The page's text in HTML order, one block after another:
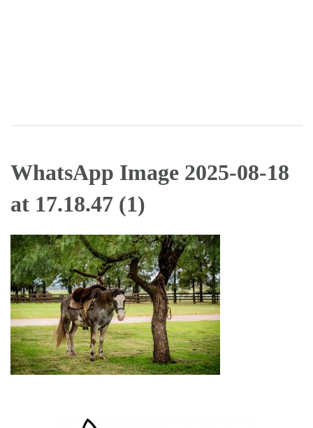
WhatsApp Image 2025-08-18
at 17.18.47 (1)